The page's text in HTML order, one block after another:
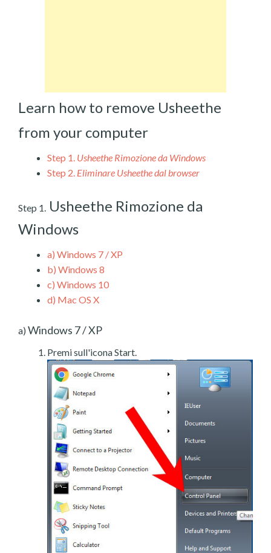
Learn how to remove Usheethe
from your computer
Step 1. Usheethe Rimozione da Windows
Step 2. Eliminare Usheethe dal browser
Step 1. Usheethe Rimozione da
Windows
a) Windows 7 / XP
b) Windows 8
c) Windows 10
d) Mac OS X
a) Windows 7 / XP
Premi sull'icona Start.